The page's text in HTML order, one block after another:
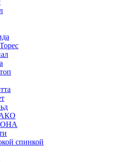
спинкой